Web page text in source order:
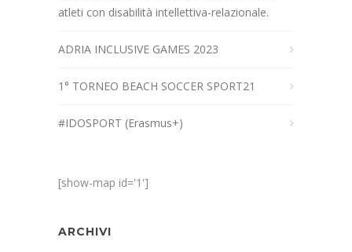
atleti con disabilità intellettiva-relazionale.
ADRIA INCLUSIVE GAMES 2023
1° TORNEO BEACH SOCCER SPORT21
#IDOSPORT (Erasmus+)
[show-map id='1']
ARCHIVI